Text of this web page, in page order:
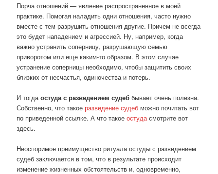
Порча отношений — явление распространенное в моей
практике. Помогая наладить одни отношения, часто нужно
вместе с тем разрушить отношения другие. Причем не всегда
это будет нападением и агрессией. Ну, например, когда
важно устранить соперницу, разрушающую семью
приворотом или еще каким-то образом. В этом случае
устранение соперницы необходимо, чтобы защитить своих
близких от несчастья, одиночества и потерь.
И тогдаостуда с разведением судеб бывает очень полезна.
Собственно, что такоеразведение судеб можно почитать вот
по приведенной ссылке. А что такоеостудасмотрите вот
здесь.
Неоспоримое преимущество ритуала остуды с разведением
судеб заключается в том, что в результате происходит
изменение жизненных обстоятельств и, одновременно,